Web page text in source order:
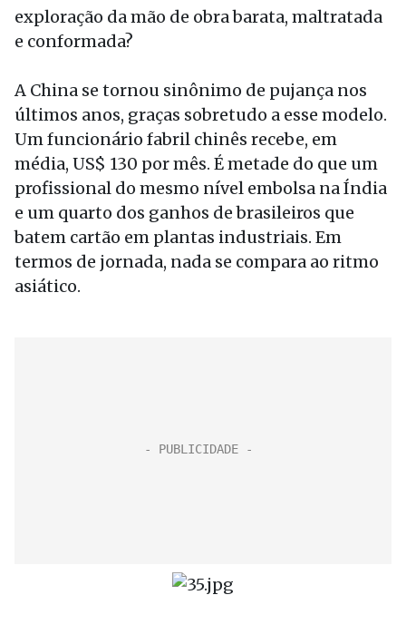
exploração da mão de obra barata, maltratada
e conformada?
A China se tornou sinônimo de pujança nos
últimos anos, graças sobretudo a esse modelo.
Um funcionário fabril chinês recebe, em
média, US$ 130 por mês. É metade do que um
profissional do mesmo nível embolsa na Índia
e um quarto dos ganhos de brasileiros que
batem cartão em plantas industriais. Em
termos de jornada, nada se compara ao ritmo
asiático.